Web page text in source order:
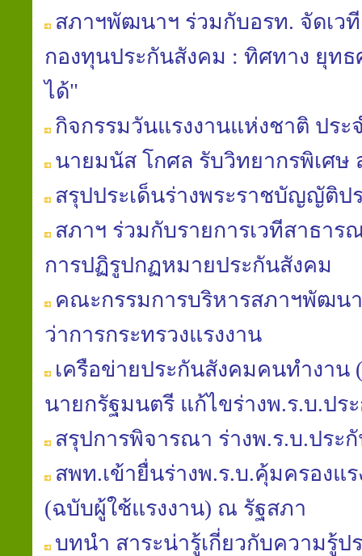
สภาฯพัฒนาฯ ร่วมกับอรท. จัดเว
กองทุนประกันสังคม : ทิศทาง ยุท
ได้"
กิจกรรมวันแรงงานแห่งชาติ ประ
นายมนัส โกศล รับวิทยากรพิเศษ
สรุปประเด็นร่างพระราชบัญญัติป
สภาฯ ร่วมกับรายการเวทีสาธา
การปฏิรูปกฏหมายประกันสังคม
คณะกรรมการบริหารสภาฯพัฒน
ว่าการกระทรวงแรงงาน
เครือข่ายประกันสังคมคนทำงาน
นายกรัฐมนตรี แก้ไขร่างพ.ร.บ.ปร
สรุปการพิจารณา ร่างพ.ร.บ.ประ
สพท.เข้ายื่นร่างพ.ร.บ.คุ้มครองแ
(ฉบับผู้ใช้แรงงาน) ณ รัฐสภา
บทนำ สาระน่ารู้เกี่ยวกับความรู้ป